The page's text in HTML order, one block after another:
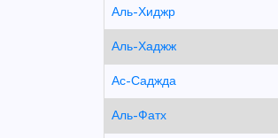
Аль-Хиджр
Аль-Хаджж
Ас-Саджда
Аль-Фатх